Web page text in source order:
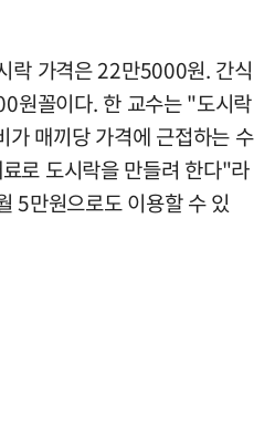
락 가격은 22만5000원. 간식
원꼴이다. 한 교수는 "도시락
가 매끼당 가격에 근접하는 수
로 도시락을 만들려 한다"라
5만원으로도 이용할 수 있